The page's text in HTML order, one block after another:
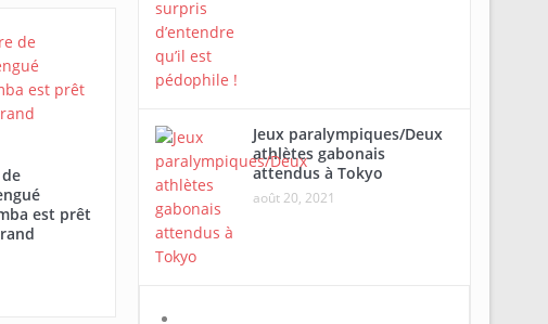
est prêt
Jeux paralympiques/Deux
athlètes gabonais
attendus à Tokyo
août 20, 2021